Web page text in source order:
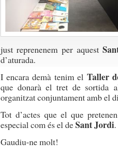
just reprenenem per aquest
d’aturada.
I encara demà tenim el Taller
que donarà el tret de sortida
organitzat conjuntament amb el
Tot d’actes que el que
especial com és el deSant Jordi.
Gaudiu-ne molt!